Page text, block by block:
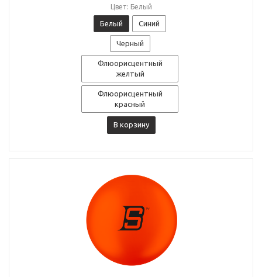
Цвет: Белый
Белый Синий
Черный
Флюорисцентный
желтый
Флюорисцентный
красный
В корзину